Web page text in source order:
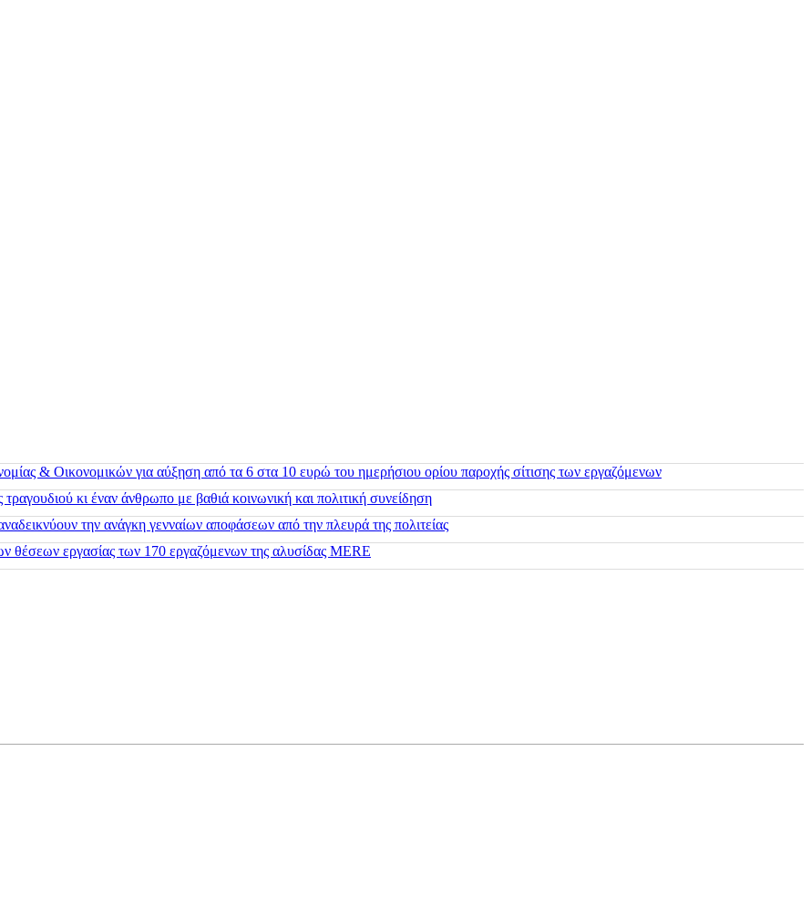
& Οικονομικών για αύξηση από τα 6 στα 10 ευρώ του ημερήσιου ορίου παροχής σίτισης των εργαζόμενων
κι έναν άνθρωπο με βαθιά κοινωνική και πολιτική συνείδηση
την ανάγκη γενναίων αποφάσεων από την πλευρά της πολιτείας
θέσεων εργασίας των 170 εργαζόμενων της αλυσίδας MERE